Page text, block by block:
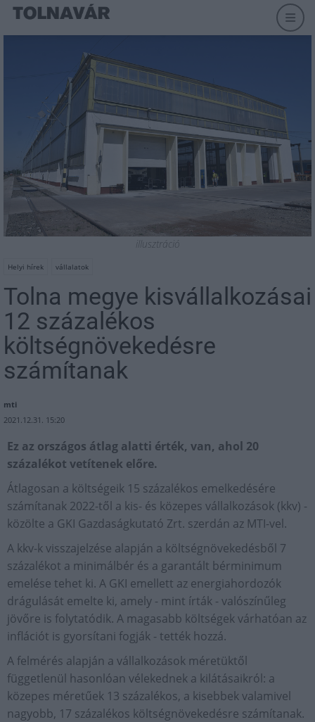
illusztráció
Helyi hírek vállalatok
Tolna megye kisvállalkozásai
12 százalékos
költségnövekedésre
számítanak
mti
2021.12.31. 15:20
Ez az országos átlag alatti érték, van, ahol 20
százalékot vetítenek előre.
Átlagosan a költségeik 15 százalékos emelkedésére
számítanak 2022-től a kis- és közepes vállalkozások (kkv) -
közölte a GKI Gazdaságkutató Zrt. szerdán az MTI-vel.
A kkv-k visszajelzése alapján a költségnövekedésből 7
százalékot a minimálbér és a garantált bérminimum
emelése tehet ki. A GKI emellett az energiahordozók
drágulását emelte ki, amely - mint írták - valószínűleg
jövőre is folytatódik. A magasabb költségek várhatóan az
inflációt is gyorsítani fogják - tették hozzá.
A felmérés alapján a vállalkozások méretüktől
függetlenül hasonlóan vélekednek a kilátásaikról: a
közepes méretűek 13 százalékos, a kisebbek valamivel
nagyobb, 17 százalékos költségnövekedésre számítanak.